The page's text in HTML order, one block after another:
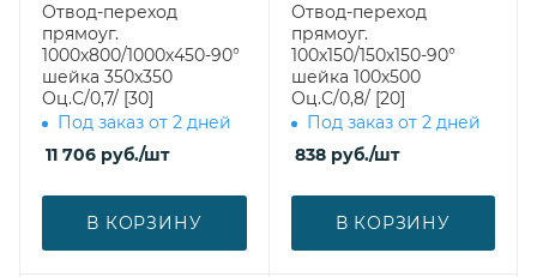
Отвод-переход
прямоуг.
1000х800/1000х450-90°
шейка 350х350
Оц.С/0,7/ [30]
Под заказ от 2 дней
11 706 руб./шт
В КОРЗИНУ
Отвод-переход
прямоуг.
100х150/150х150-90°
шейка 100х500
Оц.С/0,8/ [20]
Под заказ от 2 дней
838руб./шт
В КОРЗИНУ